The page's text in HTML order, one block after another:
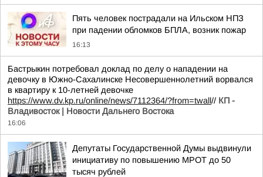
Пять человек пострадали на Ильском НПЗ
при падении обломков БПЛА, возник пожар
16:13
Бастрыкин потребовал доклад по делу о нападении на
девочку в Южно-Сахалинске Несовершеннолетний ворвался
в квартиру к 10-летней девочке
https://www.dv.kp.ru/online/news/7112364/?from=twall// КП -
Владивосток | Новости Дальнего Востока
16:06
Депутаты Государственной Думы выдвинули
инициативу по повышению МРОТ до 50
тысяч рублей